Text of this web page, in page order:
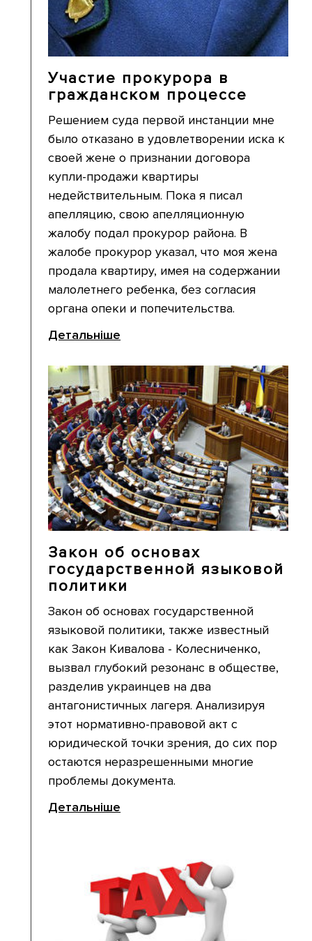
Участие прокурора в
гражданском процессе
Решением суда первой инстанции мне
было отказано в удовлетворении иска к
своей жене о признании договора
купли-продажи квартиры
недействительным. Пока я писал
апелляцию, свою апелляционную
жалобу подал прокурор района. В
жалобе прокурор указал, что моя жена
продала квартиру, имея на содержании
малолетнего ребенка, без согласия
органа опеки и попечительства.
Детальніше
Закон об основах
государственной языковой
политики
Закон об основах государственной
языковой политики, также известный
как Закон Кивалова - Колесниченко,
вызвал глубокий резонанс в обществе,
разделив украинцев на два
антагонистичных лагеря. Анализируя
этот нормативно-правовой акт с
юридической точки зрения, до сих пор
остаются неразрешенными многие
проблемы документа.
Детальніше